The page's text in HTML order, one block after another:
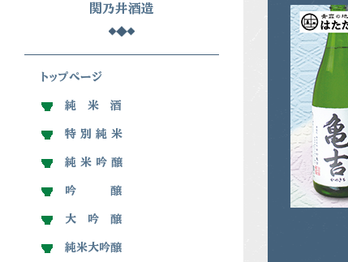
関乃井酒造
トップぺージ
純 米 酒
特 別 純 米
純 米 吟 醸
吟 醸
大 吟 醸
純米大吟醸